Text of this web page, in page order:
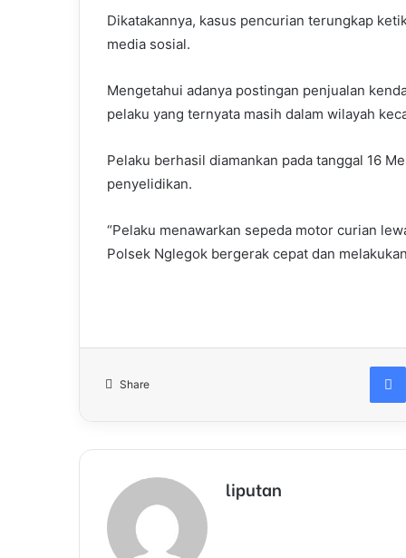
Dikatakannya, kasus pencurian terungkap
media sosial.
Mengetahui adanya postingan penjualan
pelaku yang ternyata masih dalam wilayah
Pelaku berhasil diamankan pada tanggal 16
penyelidikan.
“Pelaku menawarkan sepeda motor curian
Polsek Nglegok bergerak cepat dan
Share
liputan